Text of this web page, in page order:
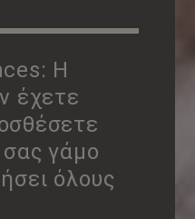
Η
έχετε
γάμο
όλους